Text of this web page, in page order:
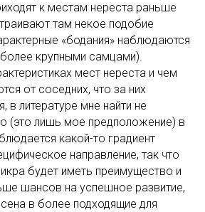
к местам нереста раньше
там некое подобие
«бодания» наблюдаются
крупными самцами).
мест нереста и чем
от соседних, что за них
в литературе мне найти не
(это лишь мое предположение) в
какой-то градиент
направление, так что
будет иметь преимущество и
шансов на успешное развитие,
в более подходящие для